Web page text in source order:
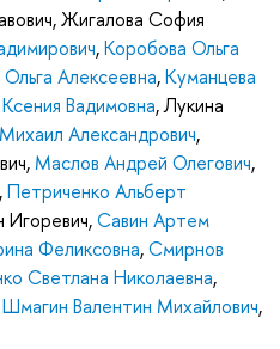
,Жигалова София
,Коробова Ольга
Алексеевна,Куманцева
Вадимовна,Лукина
Александрович,
, Маслов Андрей Олегович,
,Петриченко Альберт
Игоревич,Савин Артем
Феликсовна,Смирнов
Светлана Николаевна,
Шмагин Валентин Михайлович,